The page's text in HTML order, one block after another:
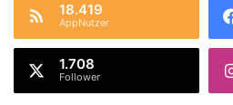
18.419
AppNutzer
1.708
Follower